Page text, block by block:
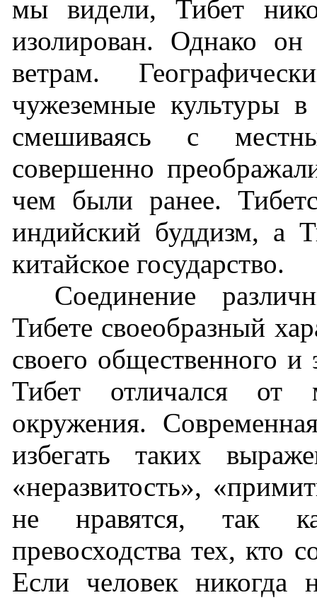
мы видели, Тибет
изолирован. Однако
ветрам.
чужеземные культуры
смешиваясь с
совершенно
чем были ранее.
индийский буддизм, а
китайское государство.
Соединение
Тибете своеобразный
своего общественного и
Тибет отличался
окружения.
избегать таких
«неразвитость»,
не нравятся, так
превосходства тех, кто
Если человек никогда